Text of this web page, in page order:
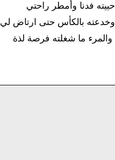
حييته فدنا وأمطر راحتي
وخدعته بالكأس حتى ارتاض لي
والمرء ما شغلته فرصة لذة